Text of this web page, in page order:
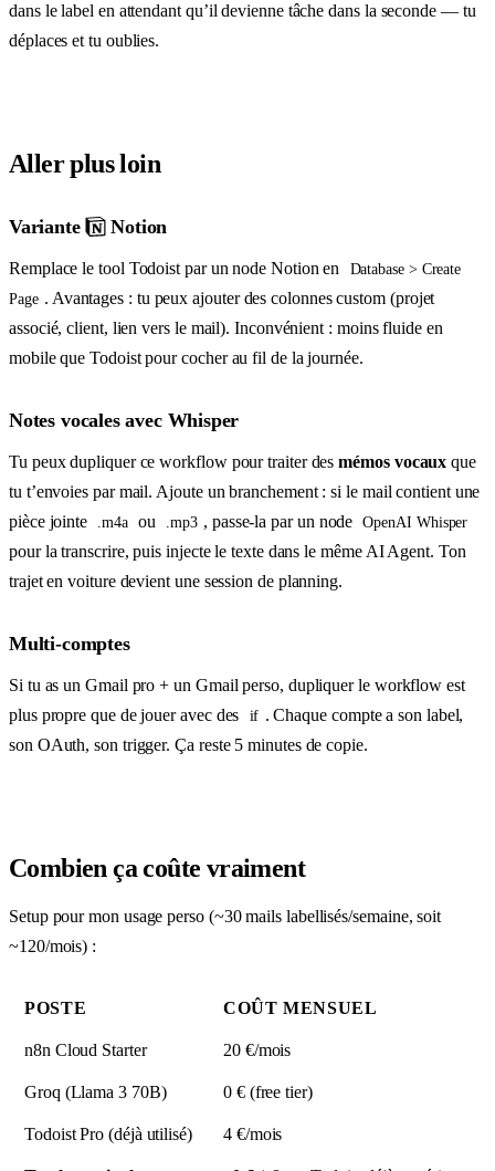
dans le label en attendant qu’il devienne tâche dans la seconde — tu
déplaces et tu oublies.
Aller plus loin
Variante Notion
Remplace le tool Todoist par un node Notion en
Database > Create
Page . Avantages : tu peux ajouter des colonnes custom (projet
associé, client, lien vers le mail). Inconvénient : moins fluide en
mobile que Todoist pour cocher au fil de la journée.
Notes vocales avec Whisper
Tu peux dupliquer ce workflow pour traiter desmémos vocaux que
tu t’envoies par mail. Ajoute un branchement : si le mail contient une
pièce jointe
.m4a ou .mp3 , passe-la par un node OpenAI Whisper
pour la transcrire, puis injecte le texte dans le même AI Agent. Ton
trajet en voiture devient une session de planning.
Multi-comptes
Si tu as un Gmail pro + un Gmail perso, dupliquer le workflow est
plus propre que de jouer avec des
if . Chaque compte a son label,
son OAuth, son trigger. Ça reste 5 minutes de copie.
Combien ça coûte vraiment
Setup pour mon usage perso (~30 mails labellisés/semaine, soit
~120/mois) :
POSTE COÛT MENSUEL
n8n Cloud Starter 20 €/mois
Groq (Llama 3 70B) 0 € (free tier)
Todoist Pro (déjà utilisé) 4 €/mois